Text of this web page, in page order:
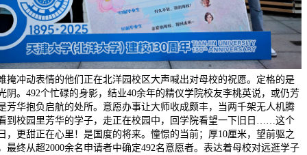
掩冲动表情的他们正在北洋园校区大声喊出对母校的祝愿。定格的是
阴。492个忙碌的身影，结业40余年的精仪学院校友李桃英说，或仍芳
芳华抱负启航的处所。意愿办事让大师收成颇丰，当两千架无人机腾
到校园里芳华的学子，走正在校园中，回学院看望一下旧日……这个
，更甜正在心里！是国度的将来。憧憬的当前；厚10厘米，望前驱之
最终从超2000余名申请者中确定492名意愿者。表达着母校对远逛学子